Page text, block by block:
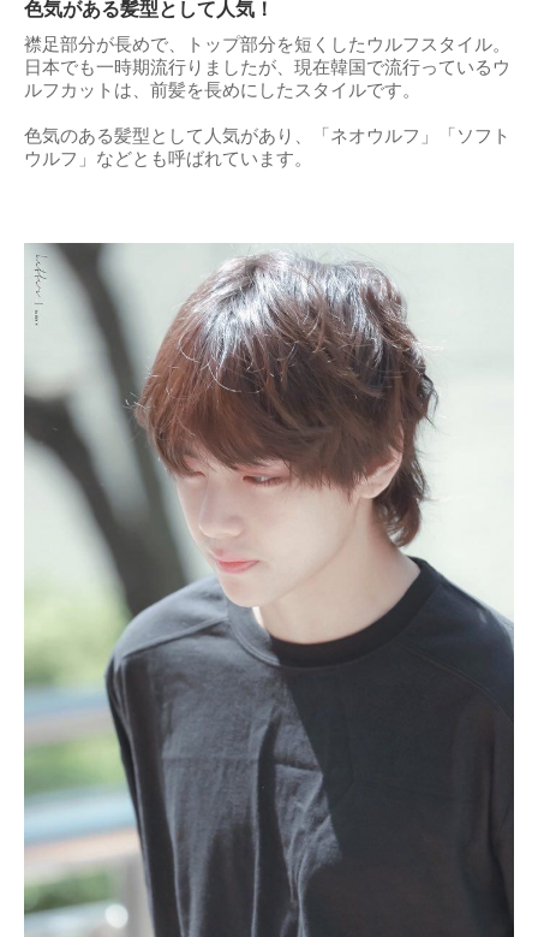
色気がある髪型として人気！
襟足部分が長めで、トップ部分を短くしたウルフスタイル。
日本でも一時期流行りましたが、現在韓国で流行っているウ
ルフカットは、前髪を長めにしたスタイルです。
色気のある髪型として人気があり、「ネオウルフ」「ソフト
ウルフ」などとも呼ばれています。